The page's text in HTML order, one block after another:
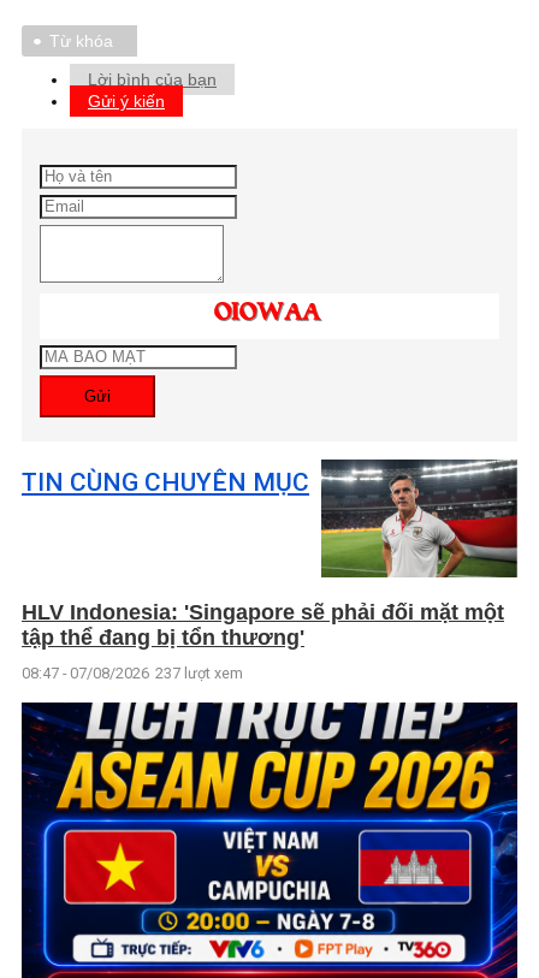
Từ khóa
Lời bình của bạn
Gửi ý kiến
Gửi
TIN CÙNG CHUYÊN MỤC
HLV Indonesia: 'Singapore sẽ phải đối mặt một
tập thể đang bị tổn thương'
08:47 - 07/08/2026 237 lượt xem